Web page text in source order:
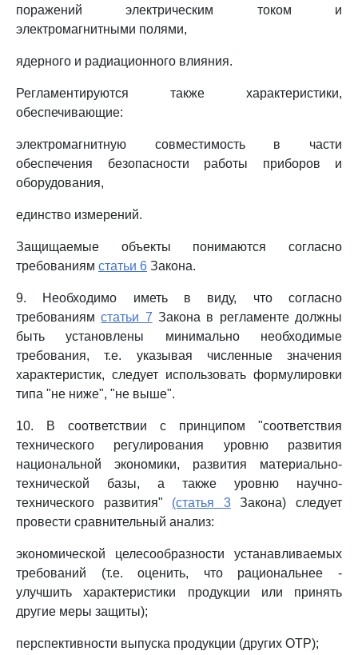
поражений электрическим током и
электромагнитными полями,
ядерного и радиационного влияния.
Регламентируются также характеристики,
обеспечивающие:
электромагнитную совместимость в части
обеспечения безопасности работы приборов и
оборудования,
единство измерений.
Защищаемые объекты понимаются согласно
требованиям статьи 6 Закона.
9. Необходимо иметь в виду, что согласно
требованиямстатьи 7 Закона в регламенте должны
быть установлены минимально необходимые
требования, т.е. указывая численные значения
характеристик, следует использовать формулировки
типа "не ниже", "не выше".
10. В соответствии с принципом "соответствия
технического регулирования уровню развития
национальной экономики, развития материально-
технической базы, а также уровню научно-
технического развития" (статья 3Закона) следует
провести сравнительный анализ:
экономической целесообразности устанавливаемых
требований (т.е. оценить, что рациональнее -
улучшить характеристики продукции или принять
другие меры защиты);
перспективности выпуска продукции (других ОТР);